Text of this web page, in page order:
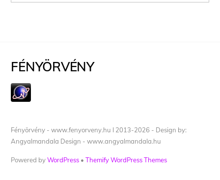
FÉNYÖRVÉNY
Fényörvény - www.fenyorveny.hu I 2013-2026 - Design by:
Angyalmandala Design - www.angyalmandala.hu
Powered byWordPress •Themify WordPress Themes